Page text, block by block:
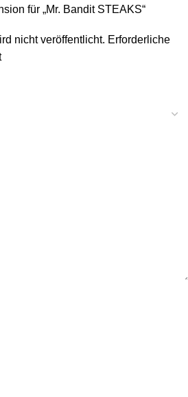
für „Mr. Bandit STEAKS“
nicht veröffentlicht. Erforderliche